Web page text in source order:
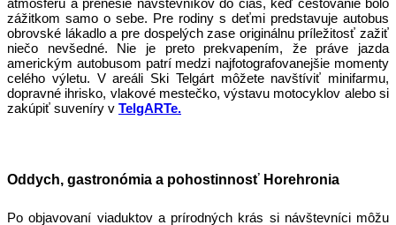
atmosféru a prenesie návštevníkov do čias, keď cestovanie bolo
zážitkom samo o sebe. Pre rodiny s deťmi predstavuje autobus
obrovské lákadlo a pre dospelých zase originálnu príležitosť zažiť
niečo nevšedné. Nie je preto prekvapením, že práve jazda
americkým autobusom patrí medzi najfotografovanejšie momenty
celého výletu. V areáli Ski Telgárt môžete navštíviť minifarmu,
dopravné ihrisko, vlakové mestečko, výstavu motocyklov alebo si
zakúpiť suveníry v TelgARTe.
Oddych, gastronómia a pohostinnosť Horehronia
Po objavovaní viaduktov a prírodných krás si návštevníci môžu